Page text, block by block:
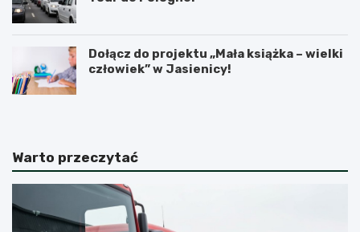
Dołącz do projektu „Mała książka – wielki
człowiek” w Jasienicy!
Warto przeczytać